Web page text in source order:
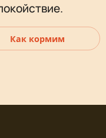
Как кормим